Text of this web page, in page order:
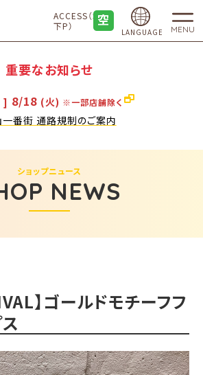
ACCESS（地
下P）
LANGUAGE MENU
重要なお知らせ
] 8/18 (火) ※一部店舗除く
一番街 通路規制のご案内
NEWS
ショップニュース
】ゴールドモチーフフ